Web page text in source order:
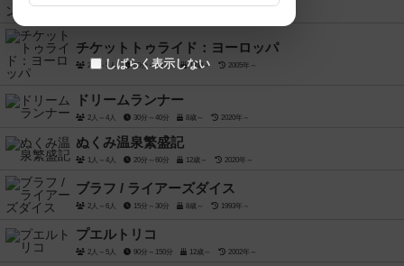
チケットトゥライド：ヨーロッパ
2人～5人 60分～100分 13歳～ 2005年～
ドリームランナー
2人～4人 30分～40分 8歳～ 2020年～
ぬくみ温泉繁盛記
1人～4人 20分～60分 12歳～ 2020年～
ブラフ / ライアーズダイス
2人～6人 15分～30分 8歳～ 1993年～
プエルトリコ
2人～5人 90分～150分 12歳～ 2002年～
しばらく表示しない